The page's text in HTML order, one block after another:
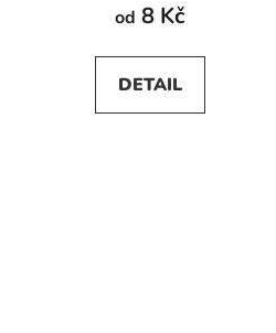
od 8 Kč
DETAIL